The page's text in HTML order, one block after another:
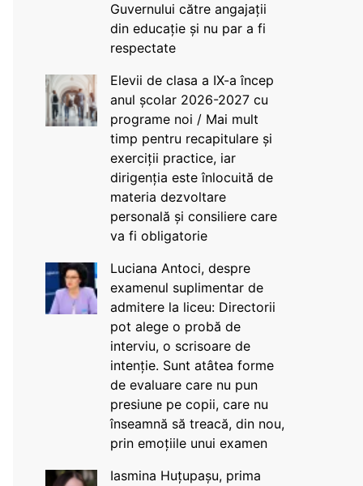
Guvernului către angajații
din educație și nu par a fi
respectate
Elevii de clasa a IX-a încep
anul școlar 2026-2027 cu
programe noi / Mai mult
timp pentru recapitulare și
exerciții practice, iar
dirigenția este înlocuită de
materia dezvoltare
personală și consiliere care
va fi obligatorie
Luciana Antoci, despre
examenul suplimentar de
admitere la liceu: Directorii
pot alege o probă de
interviu, o scrisoare de
intenție. Sunt atâtea forme
de evaluare care nu pun
presiune pe copii, care nu
înseamnă să treacă, din nou,
prin emoțiile unui examen
Iasmina Huțupașu, prima